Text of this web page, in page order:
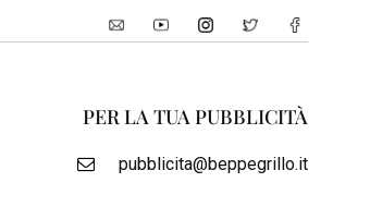
PER LA TUA PUBBLICITÀ
pubblicita@beppegrillo.it